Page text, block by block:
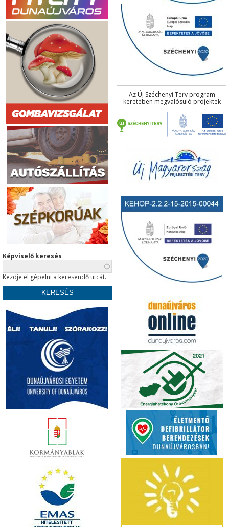
Képviselő keresés
Kezdje el gépelni a keresendő utcát.
Az Új Széchenyi Terv program
keretében megvalósuló projektek